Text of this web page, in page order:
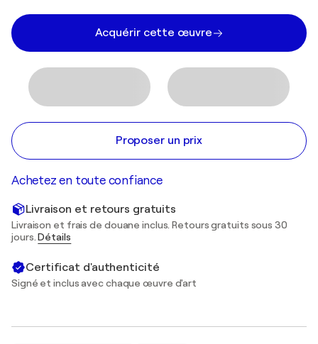
Acquérir cette œuvre
Proposer un prix
Achetez en toute confiance
Livraison et retours gratuits
Livraison et frais de douane inclus. Retours gratuits sous 30
jours.Détails
Certificat d'authenticité
Signé et inclus avec chaque œuvre d'art